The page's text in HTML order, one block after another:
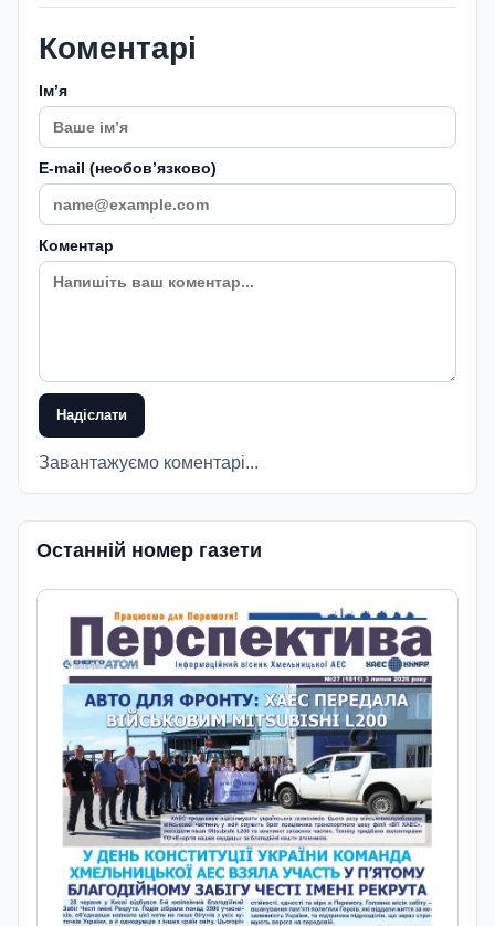
Коментарі
Імʼя
E-mail (необовʼязково)
Коментар
Надіслати
Завантажуємо коментарі...
Останній номер газети